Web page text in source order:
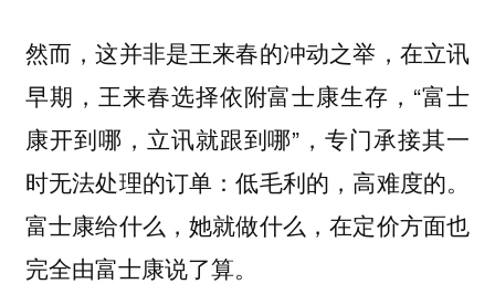
然而，这并非是王来春的冲动之举，在立讯
早期，王来春选择依附富士康生存，“富士
康开到哪，立讯就跟到哪”，专门承接其一
时无法处理的订单：低毛利的，高难度的。
富士康给什么，她就做什么，在定价方面也
完全由富士康说了算。